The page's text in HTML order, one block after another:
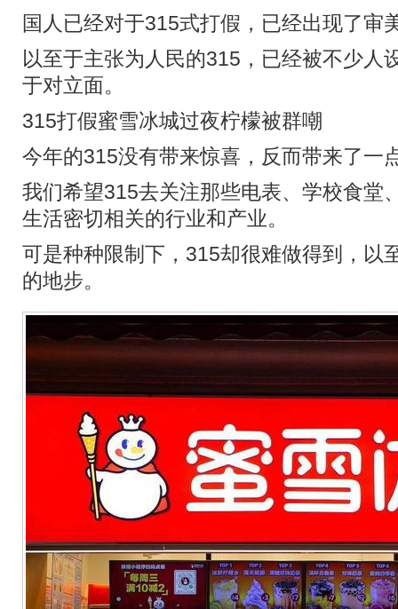
国人已经对于315式打假，已经出现了审
以至于主张为人民的315，已经被不少人
于对立面。
315打假蜜雪冰城过夜柠檬被群嘲
今年的315没有带来惊喜，反而带来了一
我们希望315去关注那些电表、学校食堂
生活密切相关的行业和产业。
可是种种限制下，315却很难做得到，以
的地步。